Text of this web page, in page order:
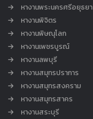
หางานพระนครศรีอยุธยา
หางานพิจิตร
หางานพิษณุโลก
หางานเพชรบูรณ์
หางานลพบุรี
หางานสมุทรปราการ
หางานสมุทรสงคราม
หางานสมุทรสาคร
หางานสระบุรี